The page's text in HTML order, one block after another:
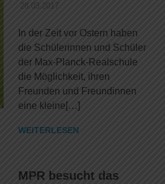
28.03.2017
In der Zeit vor Ostern haben
die Schülerinnen und Schüler
der Max-Planck-Realschule
die Möglichkeit, ihren
Freunden und Freundinnen
eine kleine[…]
WEITERLESEN
MPR besucht das